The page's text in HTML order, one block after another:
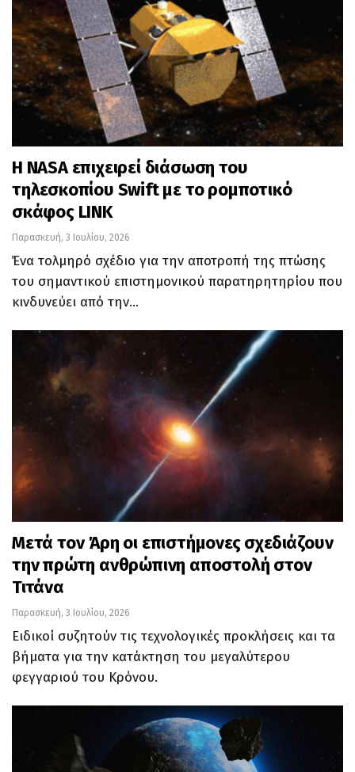
Η NASA επιχειρεί διάσωση του
τηλεσκοπίου Swift με το ρομποτικό
σκάφος LINK
Παρασκευή, 3 Ιουλίου, 2026
Ένα τολμηρό σχέδιο για την αποτροπή της πτώσης
του σημαντικού επιστημονικού παρατηρητηρίου που
κινδυνεύει από την…
Μετά τον Άρη οι επιστήμονες σχεδιάζουν
την πρώτη ανθρώπινη αποστολή στον
Τιτάνα
Παρασκευή, 3 Ιουλίου, 2026
Ειδικοί συζητούν τις τεχνολογικές προκλήσεις και τα
βήματα για την κατάκτηση του μεγαλύτερου
φεγγαριού του Κρόνου.